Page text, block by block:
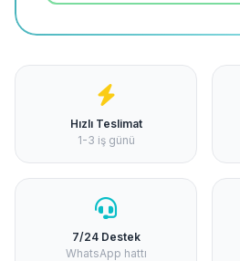
Hızlı Teslimat
1-3 iş günü
7/24 Destek
WhatsApp hattı